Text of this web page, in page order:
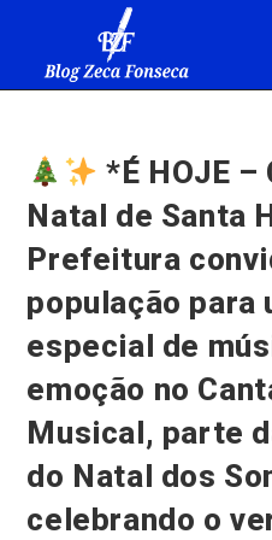
*É HOJE –
Natal de Santa
Prefeitura
população para
especial de
emoção no
Musical, parte
do Natal dos
celebrando o